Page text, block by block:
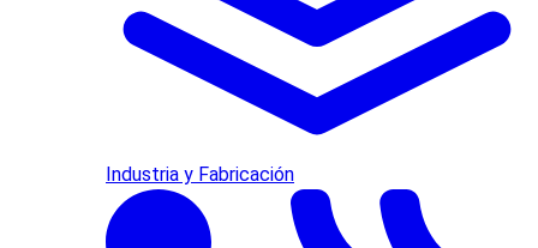
Industria y Fabricación